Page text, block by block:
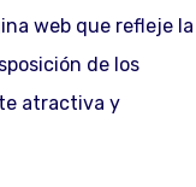
web que refleje la
de los
atractiva y